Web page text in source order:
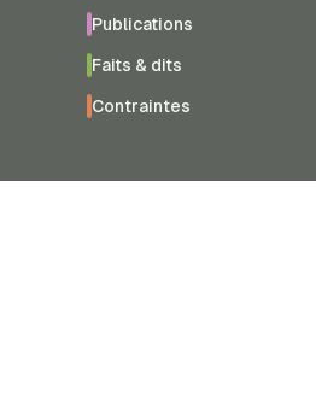
Publications
Faits & dits
Contraintes